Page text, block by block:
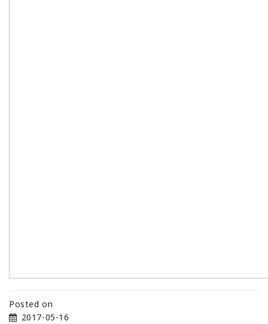
Posted on
2017-05-16